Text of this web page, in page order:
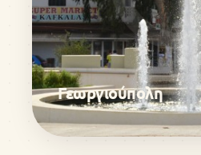
Γεωργιούπολη